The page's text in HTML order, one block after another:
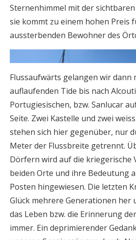
Sternenhimmel mit der
sie kommt zu einem hohen Preis
aussterbenden Bewohner des
Flussaufwärts gelangen wir dann
auflaufenden Tide bis nach
Portugiesischen, bzw. Sanlucar
Seite. Zwei Kastelle und zwei
stehen sich hier gegenüber, nur
Meter der Flussbreite getrennt.
Dörfern wird auf die kriegerische
beiden Orte und ihre Bedeutung
Posten hingewiesen. Die letzten
Glück mehrere Generationen her
das Leben bzw. die Erinnerung
immer. Ein deprimierender